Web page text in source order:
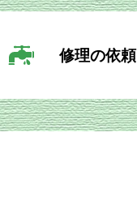
修理の依頼